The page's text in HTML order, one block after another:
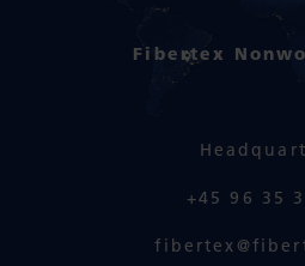
Fibertex
+45 96 35